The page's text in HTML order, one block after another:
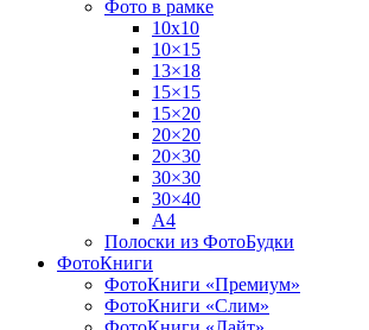
Фото в рамке
10х10
10×15
13×18
15×15
15×20
20×20
20×30
30×30
30×40
A4
Полоски из ФотоБудки
ФотоКниги
ФотоКниги «Премиум»
ФотоКниги «Слим»